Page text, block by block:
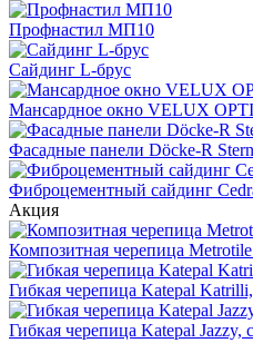
Профнастил МП10
Сайдинг L-брус
Мансардное окно VELUX
Фасадные панели Döcke-R Stern
Фиброцементный сайдинг
Акция
Композитная черепица
Гибкая черепица Katepal
Гибкая черепица Katepal Jazzy,